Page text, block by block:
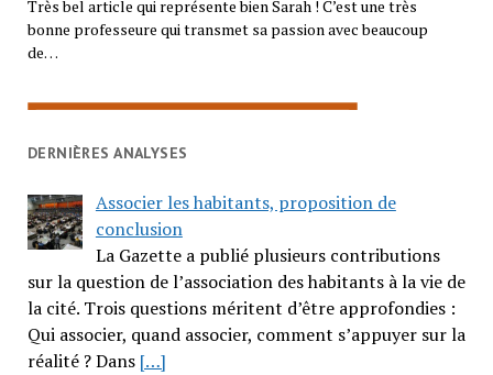
Très bel article qui représente bien Sarah ! C’est une très
bonne professeure qui transmet sa passion avec beaucoup
de…
DERNIÈRES ANALYSES
Associer les habitants, proposition de
conclusion
La Gazette a publié plusieurs contributions
sur la question de l’association des habitants à la vie de
la cité. Trois questions méritent d’être approfondies :
Qui associer, quand associer, comment s’appuyer sur la
réalité ? Dans […]